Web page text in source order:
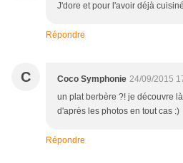
J'dore et pour l'avoir déjà
Répondre
C Coco Symphonie 24/09/2015
un plat berbère ?! je découvre
d'après les photos en tout cas :)
Répondre